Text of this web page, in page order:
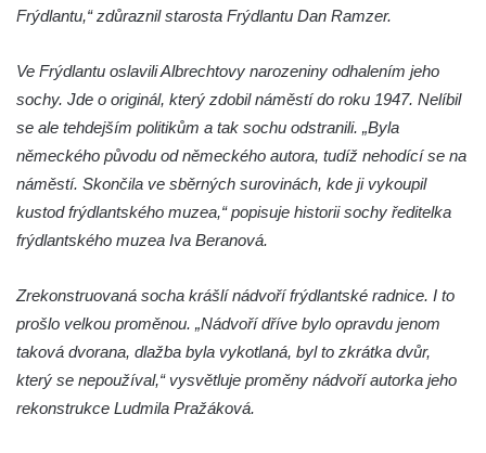
Socha Panter v ZOO Leipzig
Socha Tygr v ZOO Leipzig
Socha Marabu v ZOO Leipzig
Busta Karla Maxe Schneidera v ZOO
Leipzig
Socha Iásón v ZOO Leipzig
Socha Uprchlý otrok bojuje s divokým psem
v ZOO Dresden
Socha krokodýla v ZOO Dresden
Frýdlantu,“ zdůraznil starosta Frýdlantu Dan Ramzer.
Ve Frýdlantu oslavili Albrechtovy narozeniny odhalením jeho
sochy. Jde o originál, který zdobil náměstí do roku 1947. Nelíbil
se ale tehdejším politikům a tak sochu odstranili. „Byla
německého původu od německého autora, tudíž nehodící se na
náměstí. Skončila ve sběrných surovinách, kde ji vykoupil
kustod frýdlantského muzea,“ popisuje historii sochy ředitelka
frýdlantského muzea Iva Beranová.
Zrekonstruovaná socha krášlí nádvoří frýdlantské radnice. I to
prošlo velkou proměnou. „Nádvoří dříve bylo opravdu jenom
taková dvorana, dlažba byla vykotlaná, byl to zkrátka dvůr,
který se nepoužíval,“ vysvětluje proměny nádvoří autorka jeho
rekonstrukce Ludmila Pražáková.